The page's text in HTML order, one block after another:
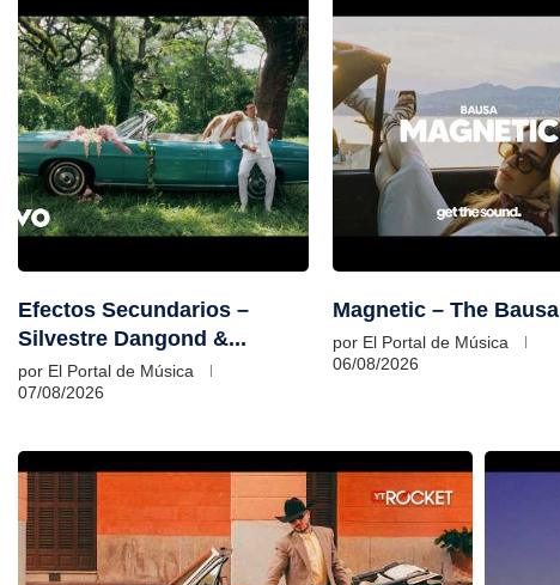
Efectos Secundarios –
Silvestre Dangond &...
por El Portal de Música
07/08/2026
Magnetic – The Bausa
por El Portal de Música
06/08/2026